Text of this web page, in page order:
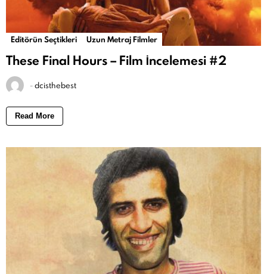
Editörün Seçtikleri Uzun Metraj Filmler
These Final Hours – Film İncelemesi #2
-dcisthebest
Read More